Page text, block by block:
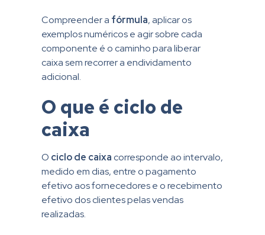
Compreender a fórmula, aplicar os
exemplos numéricos e agir sobre cada
componente é o caminho para liberar
caixa sem recorrer a endividamento
adicional.
O que é ciclo de
caixa
O ciclo de caixa corresponde ao intervalo,
medido em dias, entre o pagamento
efetivo aos fornecedores e o recebimento
efetivo dos clientes pelas vendas
realizadas.